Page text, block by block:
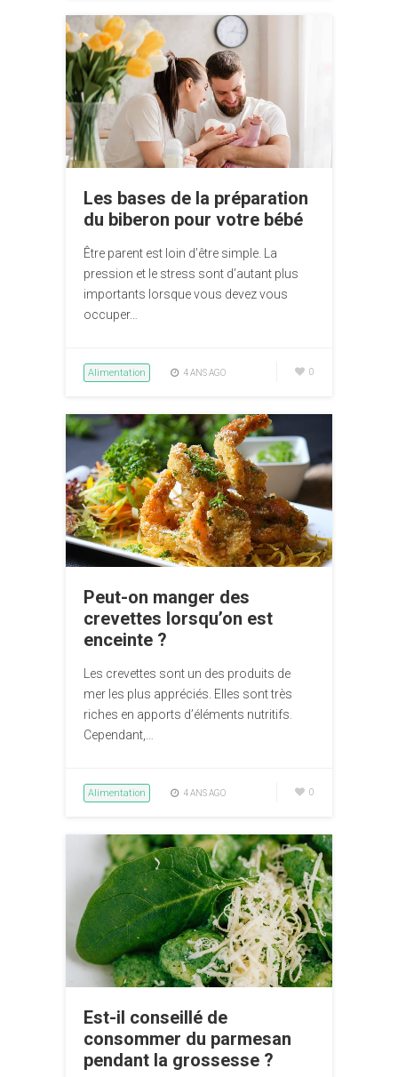
Les bases de la préparation
du biberon pour votre bébé
Être parent est loin d’être simple. La
pression et le stress sont d’autant plus
importants lorsque vous devez vous
occuper…
Alimentation 4 ANS AGO 0
Peut-on manger des
crevettes lorsqu’on est
enceinte ?
Les crevettes sont un des produits de
mer les plus appréciés. Elles sont très
riches en apports d’éléments nutritifs.
Cependant,…
Alimentation 4 ANS AGO 0
Est-il conseillé de
consommer du parmesan
pendant la grossesse ?